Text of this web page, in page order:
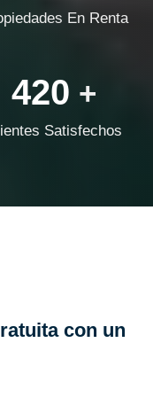
En Renta
420 +
Satisfechos
con un